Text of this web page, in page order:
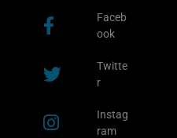
Faceb
ook
Twitte
r
Instag
ram